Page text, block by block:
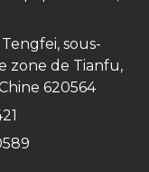
sous-
zone de Tianfu,
620564